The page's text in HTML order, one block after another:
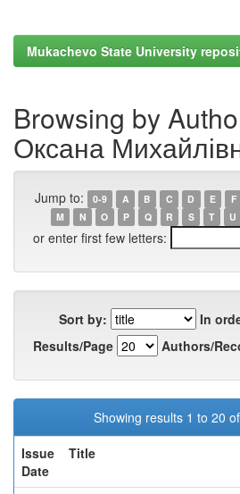
Mukachevo State University
Browsing by
Оксана
Jump to: 0-9 A B C D E F
M
N O P Q R S T U
or enter first few letters:
Sort by:
In
Results/Page
Authors/
Showing results 1 to 20
Issue
Date
Title